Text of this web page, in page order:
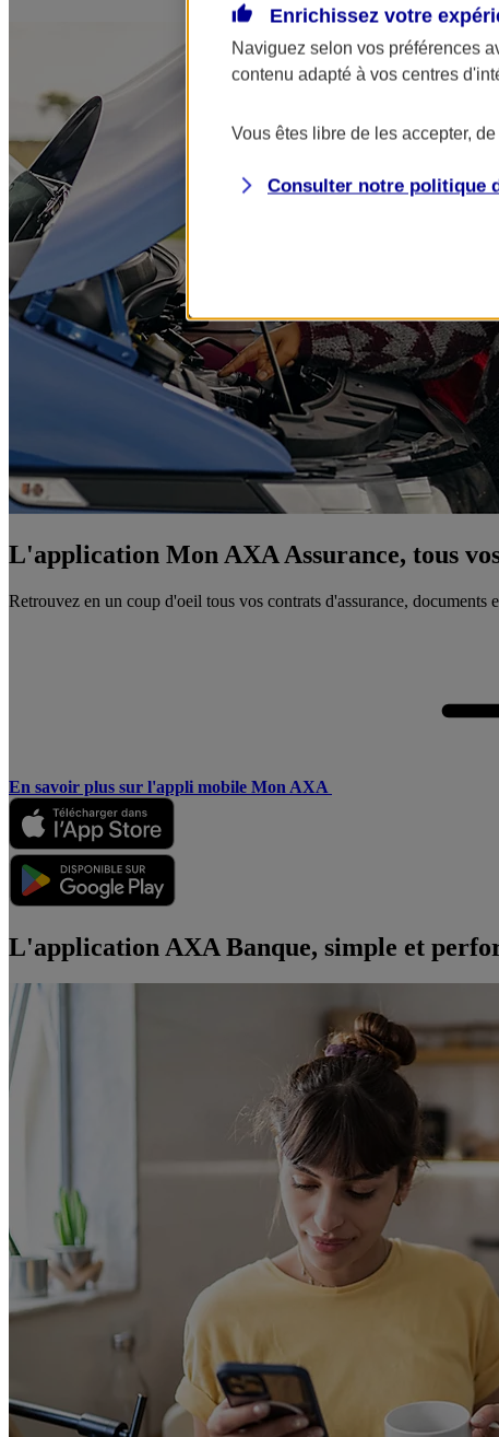
L'application Mon AXA Assurance, tous
Retrouvez en un coup d'oeil tous vos contrats d'assurance,
En savoir plus sur l'appli mobile Mon AXA
L'application AXA Banque, simple et
Enrichissez votre
Naviguez selon vos préférences
contenu adapté à vos centres
Vous êtes libre de les accepter,
Consulter notre politique